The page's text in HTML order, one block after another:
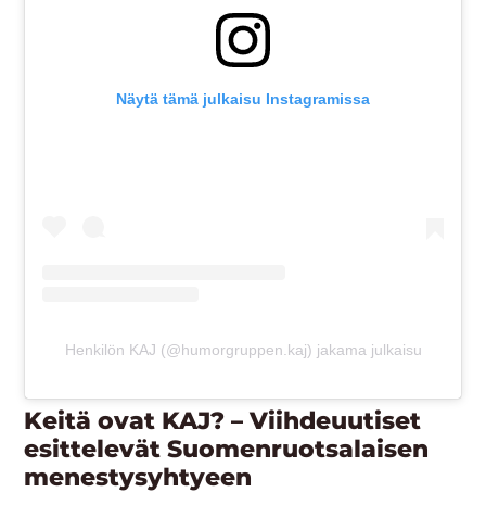
Näytä tämä julkaisu Instagramissa
Henkilön KAJ (@humorgruppen.kaj) jakama julkaisu
Keitä ovat KAJ? – Viihdeuutiset
esittelevät Suomenruotsalaisen
menestysyhtyeen